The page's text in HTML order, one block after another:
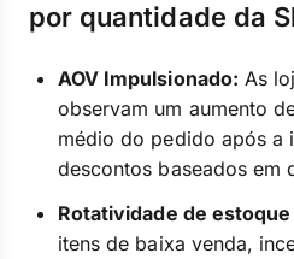
por quantidade da
AOV Impulsionado: As
observam um aumento
médio do pedido após a
descontos baseados em
Rotatividade de
itens de baixa venda,